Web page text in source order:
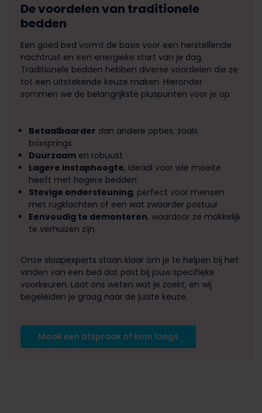
De voordelen van traditionele
bedden
Een goed bed vormt de basis voor een herstellende
nachtrust en een energieke start van je dag.
Traditionele bedden hebben diverse voordelen die ze
tot een uitstekende keuze maken. Hieronder
sommen we de belangrijkste pluspunten voor je op:
Betaalbaarder dan andere opties, zoals
boxsprings
Duurzaam en robuust
Lagere instaphoogte, ideaal voor wie moeite
heeft met hogere bedden
Stevige ondersteuning, perfect voor mensen
met rugklachten of een wat zwaarder postuur
Eenvoudig te demonteren, waardoor ze makkelijk
te verhuizen zijn
Onze slaapexperts staan klaar om je te helpen bij het
vinden van een bed dat past bij jouw specifieke
voorkeuren. Laat ons weten wat je zoekt, en wij
begeleiden je graag naar de juiste keuze.
Maak een afspraak of kom langs